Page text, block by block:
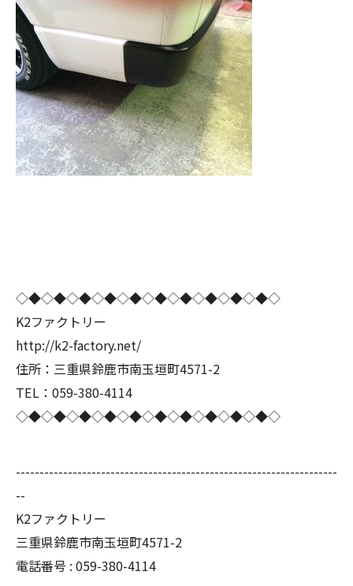
◇◆◇◆◇◆◇◆◇◆◇◆◇◆◇◆◇◆◇◆◇
K2ファクトリー
http://k2-factory.net/
住所：三重県鈴鹿市南玉垣町4571-2
TEL：059-380-4114
◇◆◇◆◇◆◇◆◇◆◇◆◇◆◇◆◇◆◇◆◇
--------------------------------------------------------------------
--
K2ファクトリー
三重県鈴鹿市南玉垣町4571-2
電話番号 : 059-380-4114